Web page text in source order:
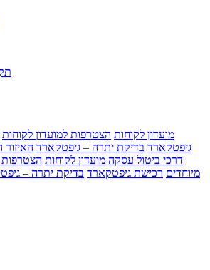
מועדון לקוחות הצטרפות למועדון לקוחות
גיפטקארד בדיקת יתרה – גיפטקארד האיזור
דרכי ביטול עסקה מועדון לקוחות הצטרפות
מיוחדים רכישת גיפטקארד בדיקת יתרה –